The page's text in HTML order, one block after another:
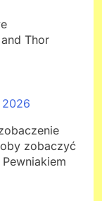
Thor
2026
zobaczyć